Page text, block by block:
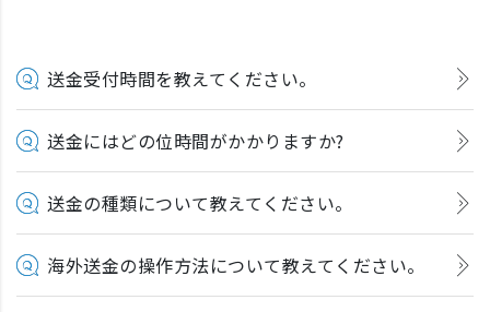
送金受付時間を教えてください。
送金にはどの位時間がかかりますか?
送金の種類について教えてください。
海外送金の操作方法について教えてください。